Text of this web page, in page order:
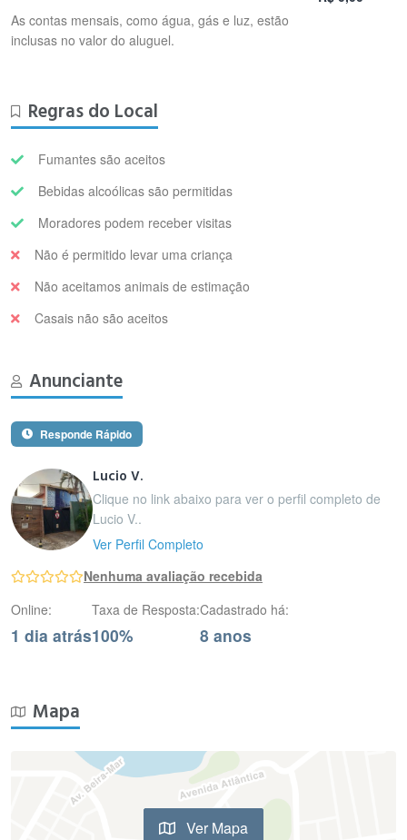
As contas mensais, como água, gás e luz, estão
inclusas no valor do aluguel.
Regras do Local
Fumantes são aceitos
Bebidas alcoólicas são permitidas
Moradores podem receber visitas
Não é permitido levar uma criança
Não aceitamos animais de estimação
Casais não são aceitos
Anunciante
Responde Rápido
Lucio V.
Clique no link abaixo para ver o perfil completo de
Lucio V..
Ver Perfil Completo
Nenhuma avaliação recebida
Online:
1 dia atrás
Taxa de Resposta:
100%
Cadastrado há:
8 anos
Mapa
Ver Mapa